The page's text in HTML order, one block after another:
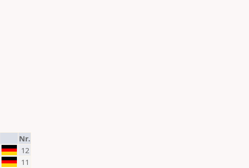
Nr.
12
11